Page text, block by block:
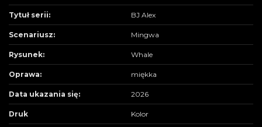
Tytuł serii: BJ Alex
Scenariusz: Mingwa
Rysunek: Whale
Oprawa: miękka
Data ukazania się: 2026
Druk Kolor